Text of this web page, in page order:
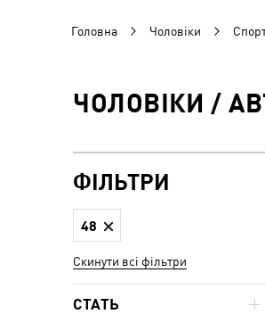
Головна Чоловіки
ЧОЛОВІКИ /
ФІЛЬТРИ
48
Скинути всі фільтри
СТАТЬ